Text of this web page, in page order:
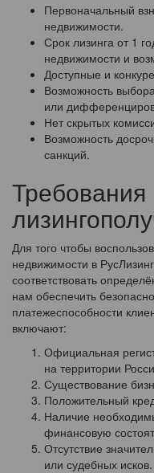
Первоначальный
недвижимости.
Срок лизинга от 1
недвижимости и
Доступные и
Возможность
или
Нет скрытых
Возможность
санкций.
Требования
Для того чтобы
недвижимости в
соответствовать
нам обеспечить
платежеспособности
включают:
Официальная
на территории
Существование
Положительный
Наличие
финансовую
Отсутствие
или судебных исков.